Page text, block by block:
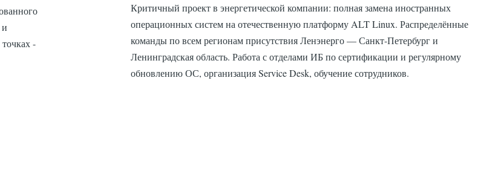
-
Критичный проект в энергетической компании: полная замена иностранных
операционных систем на отечественную платформу ALT Linux. Распределённые
команды по всем регионам присутствия Ленэнерго — Санкт-Петербург и
Ленинградская область. Работа с отделами ИБ по сертификации и регулярному
обновлению ОС, организация Service Desk, обучение сотрудников.